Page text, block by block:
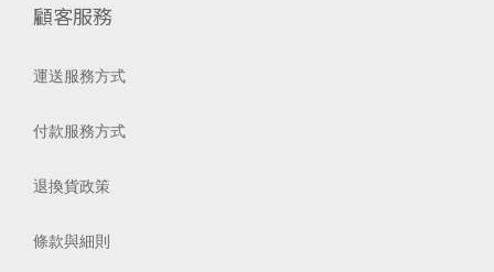
顧客服務
運送服務方式
付款服務方式
退換貨政策
條款與細則